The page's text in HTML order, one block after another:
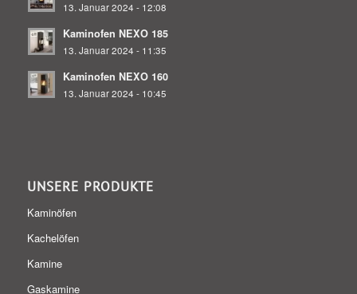
13. Januar 2024 - 12:08
Kaminofen NEXO 185
13. Januar 2024 - 11:35
Kaminofen NEXO 160
13. Januar 2024 - 10:45
UNSERE PRODUKTE
Kaminöfen
Kachelöfen
Kamine
Gaskamine